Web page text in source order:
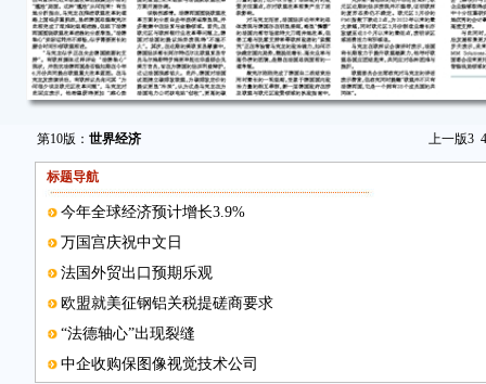
第10版： 世界经济 上一版3 4
标题导航
今年全球经济预计增长3.9%
万国宫庆祝中文日
法国外贸出口预期乐观
欧盟就美征钢铝关税提磋商要求
“法德轴心”出现裂缝
中企收购保图像视觉技术公司